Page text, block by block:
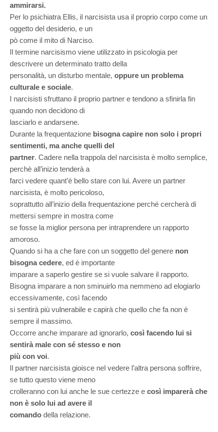
ammirarsi.
Per lo psichiatra Ellis, il narcisista usa il proprio corpo come un
oggetto del desiderio, e un
pò come il mito di Narciso.
Il termine narcisismo viene utilizzato in psicologia per
descrivere un determinato tratto della
personalità, un disturbo mentale, oppure un problema
culturale e sociale.
I narcisisti sfruttano il proprio partner e tendono a sfinirla fin
quando non decidono di
lasciarlo e andarsene.
Durante la frequentazione bisogna capire non solo i propri
sentimenti, ma anche quelli del
partner. Cadere nella trappola del narcisista è molto semplice,
perchè all’inizio tenderà a
farci vedere quant’è bello stare con lui. Avere un partner
narcisista, è molto pericoloso,
soprattutto all’inizio della frequentazione perché cercherà di
mettersi sempre in mostra come
se fosse la miglior persona per intraprendere un rapporto
amoroso.
Quando si ha a che fare con un soggetto del genere non
bisogna cedere, ed è importante
imparare a saperlo gestire se si vuole salvare il rapporto.
Bisogna imparare a non sminuirlo ma nemmeno ad elogiarlo
eccessivamente, così facendo
si sentirà più vulnerabile e capirà che quello che fa non è
sempre il massimo.
Occorre anche imparare ad ignorarlo, così facendo lui si
sentirà male con sé stesso e non
più con voi.
Il partner narcisista gioisce nel vedere l’altra persona soffrire,
se tutto questo viene meno
crolleranno con lui anche le sue certezze e così imparerà che
non è solo lui ad avere il
comando della relazione.